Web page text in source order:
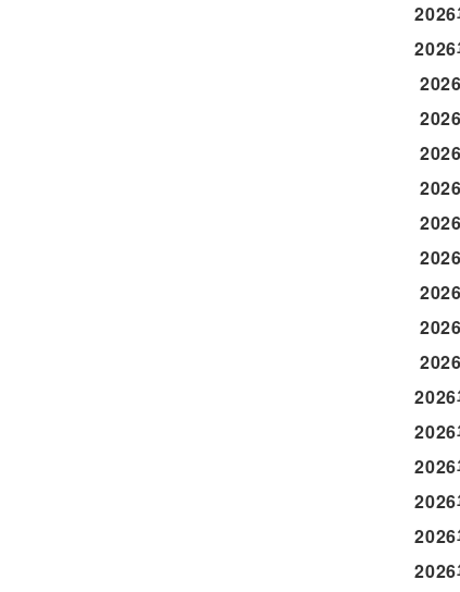
2026
2026
2026
2026
2026
2026
2026
2026